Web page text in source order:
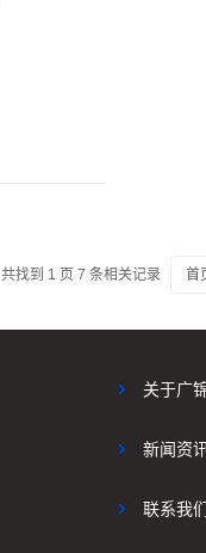
共找到 1 页 7 条相关记录 首
关于广
新闻资
联系我们